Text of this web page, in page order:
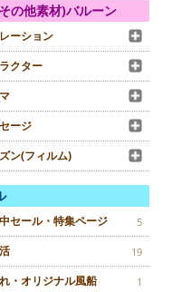
の他素材)バルーン
ーション
クター
ージ
ン(フィルム)
セール・特集ページ 5
19
・オリジナル風船 1